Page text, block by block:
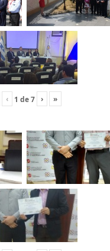
‹ 1 de7 › »